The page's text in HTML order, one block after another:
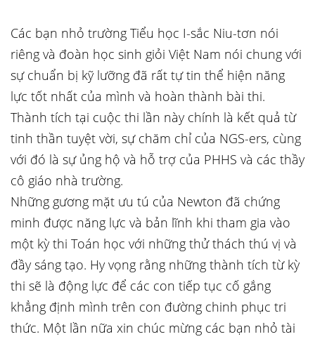
Các bạn nhỏ trường Tiểu học I-sắc Niu-tơn nói
riêng và đoàn học sinh giỏi Việt Nam nói chung với
sự chuẩn bị kỹ lưỡng đã rất tự tin thể hiện năng
lực tốt nhất của mình và hoàn thành bài thi.
Thành tích tại cuộc thi lần này chính là kết quả từ
tinh thần tuyệt vời, sự chăm chỉ của NGS-ers, cùng
với đó là sự ủng hộ và hỗ trợ của PHHS và các thầy
cô giáo nhà trường.
Những gương mặt ưu tú của Newton đã chứng
minh được năng lực và bản lĩnh khi tham gia vào
một kỳ thi Toán học với những thử thách thú vị và
đầy sáng tạo. Hy vọng rằng những thành tích từ kỳ
thi sẽ là động lực để các con tiếp tục cố gắng
khẳng định mình trên con đường chinh phục tri
thức. Một lần nữa xin chúc mừng các bạn nhỏ tài